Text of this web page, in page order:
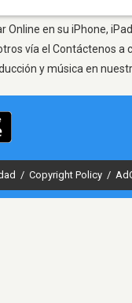
Online en su iPhone,
vía el Contáctenos
y música en
/ Copyright Policy /